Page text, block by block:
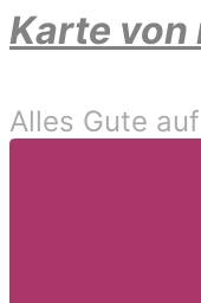
Karte von
Alles Gute